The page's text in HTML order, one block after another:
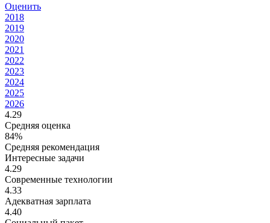
Оценить
2018
2019
2020
2021
2022
2023
2024
2025
2026
4.29
Средняя оценка
84%
Средняя рекомендация
Интересные задачи
4.29
Современные технологии
4.33
Адекватная зарплата
4.40